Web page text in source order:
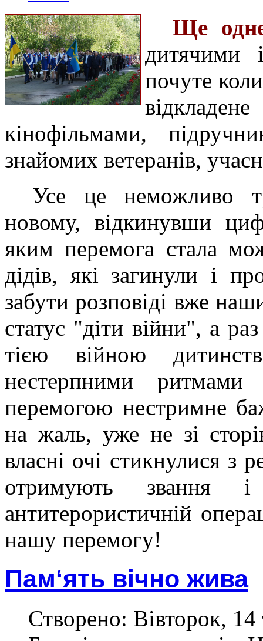
Ще
дитячими
почуте
кінофільмами,
знайомих ветеранів,
Усе це неможливо
новому, відкинувши
яким перемога стала
дідів, які загинули і
забути розповіді вже
статус "діти війни", а
тією війною
нестерпними
перемогою нестримне
на жаль, уже не зі
власні очі стикнулися з
отримують звання
антитерористичній
нашу перемогу!
Пам‘ять вічно жива
Створено: Вівторок,